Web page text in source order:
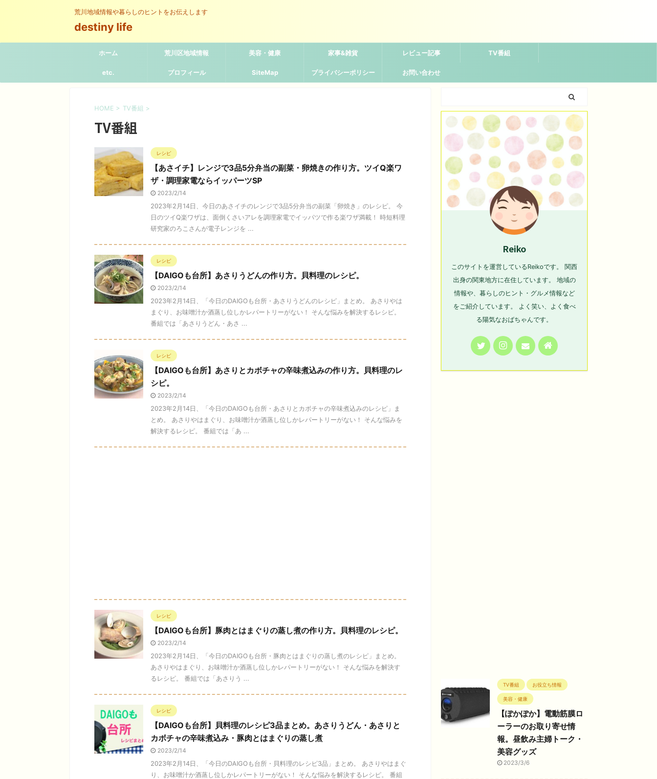
荒川地域情報や暮らしのヒントをお伝えします
destiny life
ホーム 荒川区地域情報 美容・健康 家事&雑貨 レビュー記事 TV番組
etc. プロフィール SiteMap プライバシーポリシー お問い合わせ
HOME > TV番組 >
TV番組
レシピ
【あさイチ】レンジで3品5分弁当の副菜・卵焼きの作り方。ツイQ楽ワ
ザ・調理家電ならイッパーツSP
2023/2/14
2023年2月14日、今日のあさイチのレンジで3品5分弁当の副菜「卵焼き」のレシピ。 今
日のツイQ楽ワザは、面倒くさいアレを調理家電でイッパツで作る楽ワザ満載！ 時短料理
研究家のろこさんが電子レンジを ...
レシピ
【DAIGOも台所】あさりうどんの作り方。貝料理のレシピ。
2023/2/14
2023年2月14日、「今日のDAIGOも台所・あさりうどんのレシピ」まとめ。 あさりやは
まぐり、お味噌汁か酒蒸し位しかレパートリーがない！ そんな悩みを解決するレシピ。
番組では「あさりうどん・あさ ...
レシピ
【DAIGOも台所】あさりとカボチャの辛味煮込みの作り方。貝料理のレ
シピ。
2023/2/14
2023年2月14日、「今日のDAIGOも台所・あさりとカボチャの辛味煮込みのレシピ」ま
とめ。 あさりやはまぐり、お味噌汁か酒蒸し位しかレパートリーがない！ そんな悩みを
解決するレシピ。 番組では「あ ...
レシピ
【DAIGOも台所】豚肉とはまぐりの蒸し煮の作り方。貝料理のレシピ。
2023/2/14
2023年2月14日、「今日のDAIGOも台所・豚肉とはまぐりの蒸し煮のレシピ」まとめ。
あさりやはまぐり、お味噌汁か酒蒸し位しかレパートリーがない！ そんな悩みを解決す
るレシピ。 番組では「あさりう ...
レシピ
【DAIGOも台所】貝料理のレシピ3品まとめ。あさりうどん・あさりと
カボチャの辛味煮込み・豚肉とはまぐりの蒸し煮
2023/2/14
2023年2月14日、「今日のDAIGOも台所・貝料理のレシピ3品」まとめ。 あさりやはまぐ
り、お味噌汁か酒蒸し位しかレパートリーがない！ そんな悩みを解決するレシピ。 番組
Reiko
このサイトを運営しているReikoです。 関西
出身の関東地方に在住しています。 地域の
情報や、暮らしのヒント・グルメ情報など
をご紹介しています。 よく笑い、よく食べ
る陽気なおばちゃんです。
TV番組 お役立ち情報
美容・健康
【ぽかぽか】電動筋膜ロ
ーラーのお取り寄せ情
報。昼飲み主婦トーク・
美容グッズ
2023/3/6